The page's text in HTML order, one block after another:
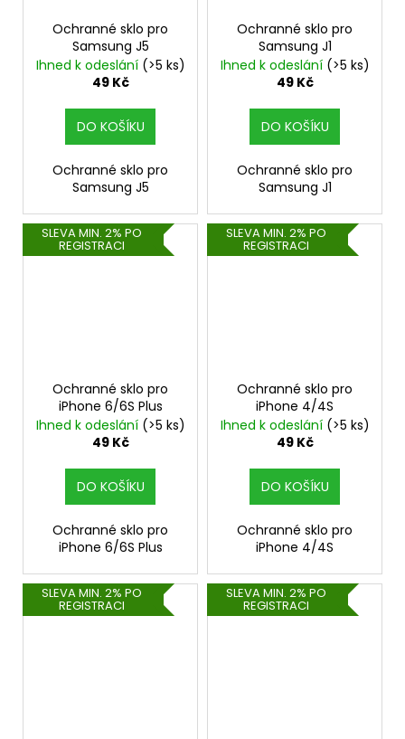
Ochranné sklo pro
Samsung J5
Ihned k odeslání (>5 ks)
49 Kč
DO KOŠÍKU
Ochranné sklo pro
Samsung J5
Ochranné sklo pro
Samsung J1
Ihned k odeslání (>5 ks)
49 Kč
DO KOŠÍKU
Ochranné sklo pro
Samsung J1
SLEVA MIN. 2% PO
REGISTRACI
Ochranné sklo pro
iPhone 6/6S Plus
Ihned k odeslání (>5 ks)
49 Kč
DO KOŠÍKU
Ochranné sklo pro
iPhone 6/6S Plus
SLEVA MIN. 2% PO
REGISTRACI
Ochranné sklo pro
iPhone 4/4S
Ihned k odeslání (>5 ks)
49 Kč
DO KOŠÍKU
Ochranné sklo pro
iPhone 4/4S
SLEVA MIN. 2% PO
REGISTRACI
SLEVA MIN. 2% PO
REGISTRACI